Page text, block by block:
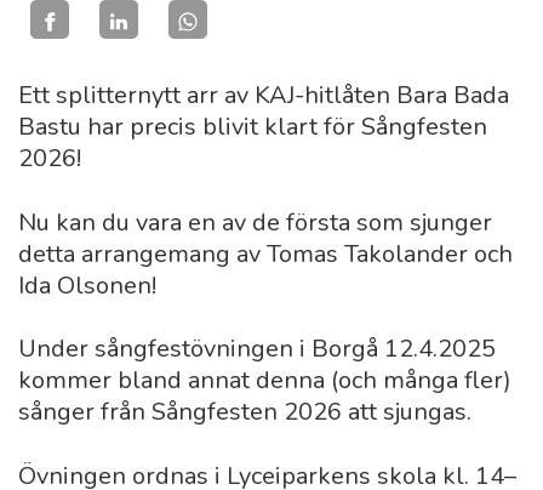
Ett splitternytt arr av KAJ-hitlåten Bara Bada
Bastu har precis blivit klart för Sångfesten
2026!
Nu kan du vara en av de första som sjunger
detta arrangemang av Tomas Takolander och
Ida Olsonen!
Under sångfestövningen i Borgå 12.4.2025
kommer bland annat denna (och många fler)
sånger från Sångfesten 2026 att sjungas.
Övningen ordnas i Lyceiparkens skola kl. 14–